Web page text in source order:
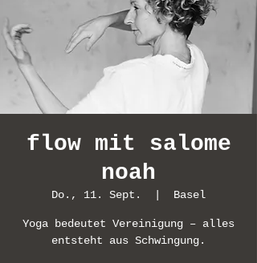
flow mit salome
noah
Do., 11. Sept. Basel
Yoga bedeutet Vereinigung – alles
entsteht aus Schwingung.